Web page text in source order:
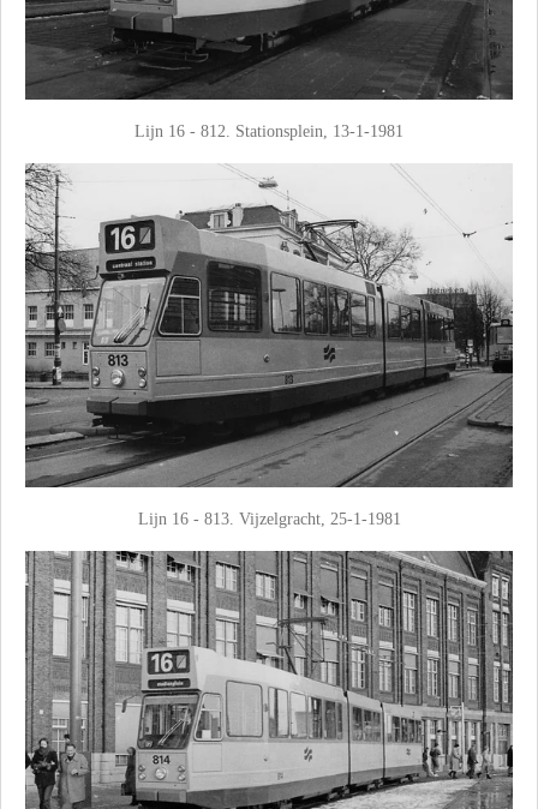
Lijn 16 - 812. Stationsplein, 13-1-1981
Lijn 16 - 813. Vijzelgracht, 25-1-1981